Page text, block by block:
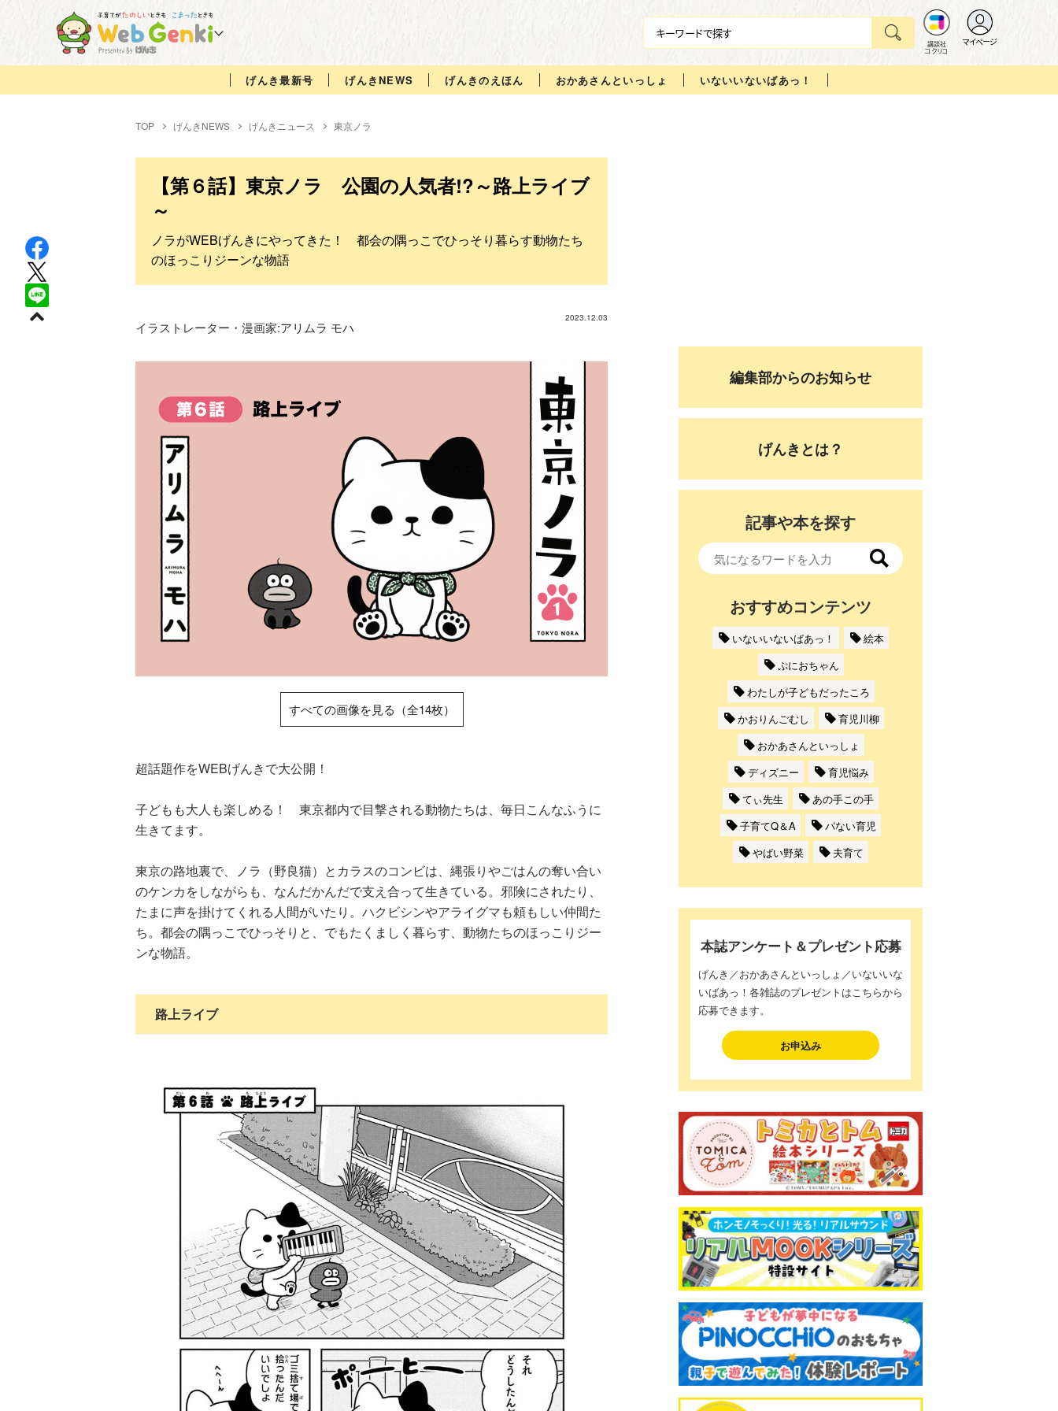
講談社
コクリコ
マイページ
げんき最新号 げんきNEWS げんきのえほん おかあさんといっしょ いないいないばあっ！
TOP げんきNEWS げんきニュース 東京ノラ
【第６話】東京ノラ 公園の人気者!?～路上ライブ
～
ノラがWEBげんきにやってきた！ 都会の隅っこでひっそり暮らす動物たち
のほっこりジーンな物語
2023.12.03
イラストレーター・漫画家:アリムラ モハ
すべての画像を見る（全14枚）
超話題作をWEBげんきで大公開！
子どもも大人も楽しめる！ 東京都内で目撃される動物たちは、毎日こんなふうに
生きてます。
東京の路地裏で、ノラ（野良猫）とカラスのコンビは、縄張りやごはんの奪い合い
のケンカをしながらも、なんだかんだで支え合って生きている。邪険にされたり、
たまに声を掛けてくれる人間がいたり。ハクビシンやアライグマも頼もしい仲間た
ち。都会の隅っこでひっそりと、でもたくましく暮らす、動物たちのほっこりジー
ンな物語。
路上ライブ
編集部からのお知らせ
げんきとは？
記事や本を探す
おすすめコンテンツ
いないいないばあっ！
絵本
ぷにおちゃん
わたしが子どもだったころ
かおりんごむし
育児川柳
おかあさんといっしょ
ディズニー
育児悩み
てぃ先生
あの手この手
子育てQ＆A
パない育児
やばい野菜
夫育て
本誌アンケート＆プレゼント応募
げんき／おかあさんといっしょ／いないいな
いばあっ！各雑誌のプレゼントはこちらから
応募できます。
お申込み